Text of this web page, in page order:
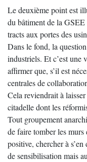
Le deuxième point est
du bâtiment de la
tracts aux portes des
Dans le fond, la
industriels. Et c’est une
affirmer que, s’il est
centrales de
Cela reviendrait à
citadelle dont les
Tout groupement
de faire tomber les murs
positive, chercher à
de sensibilisation mais